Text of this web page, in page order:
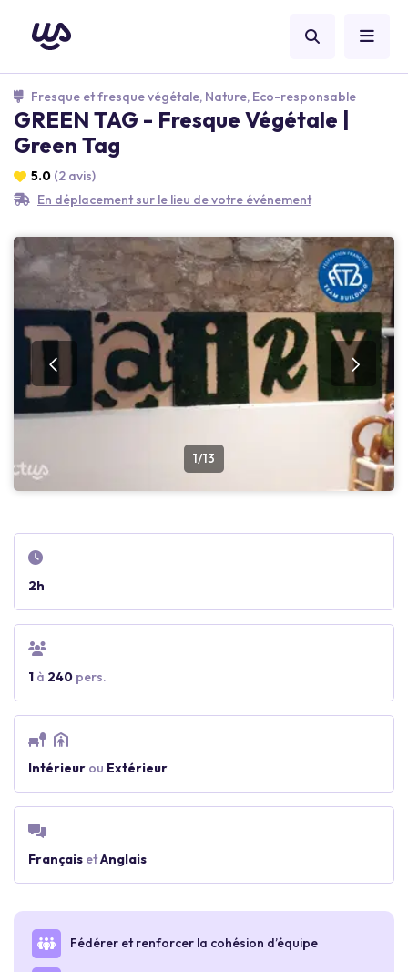
Fresque et fresque végétale, Nature, Eco-responsable
GREEN TAG - Fresque Végétale |
Green Tag
5.0 (2 avis)
En déplacement sur le lieu de votre événement
1/13
2h
1 à 240 pers.
Intérieur ou Extérieur
Français etAnglais
Fédérer et renforcer la cohésion d’équipe